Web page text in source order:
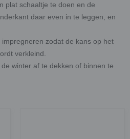
plat schaaltje te doen en de
daar even in te leggen, en
zodat de kans op het
verkleind.
winter af te dekken of binnen te